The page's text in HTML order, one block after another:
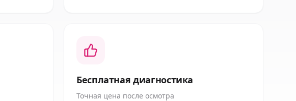
Бесплатная диагностика
Точная цена после осмотра